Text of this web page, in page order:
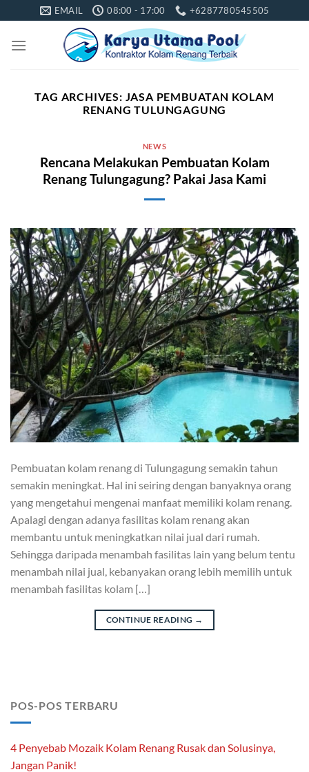
to
content
EMAIL 08:00 - 17:00 +6287780545505
TAG ARCHIVES: JASA PEMBUATAN KOLAM
RENANG TULUNGAGUNG
NEWS
Rencana Melakukan Pembuatan Kolam
Renang Tulungagung? Pakai Jasa Kami
Pembuatan kolam renang di Tulungagung semakin tahun
semakin meningkat. Hal ini seiring dengan banyaknya orang
yang mengetahui mengenai manfaat memiliki kolam renang.
Apalagi dengan adanya fasilitas kolam renang akan
membantu untuk meningkatkan nilai jual dari rumah.
Sehingga daripada menambah fasilitas lain yang belum tentu
menambah nilai jual, kebanyakan orang lebih memilih untuk
menambah fasilitas kolam […]
CONTINUE READING →
POS-POS TERBARU
4 Penyebab Mozaik Kolam Renang Rusak dan Solusinya,
Jangan Panik!